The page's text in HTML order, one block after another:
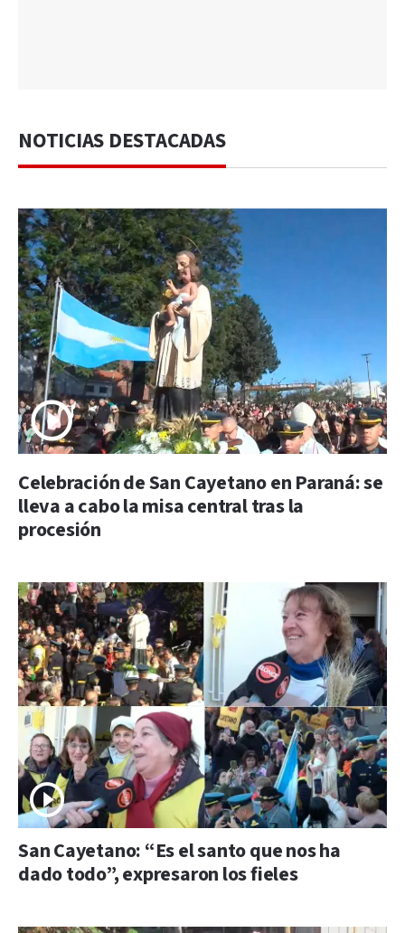
NOTICIAS DESTACADAS
Celebración de San Cayetano en Paraná: se
lleva a cabo la misa central tras la
procesión
San Cayetano: “Es el santo que nos ha
dado todo”, expresaron los fieles